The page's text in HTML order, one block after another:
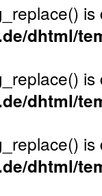
dhtml/
dhtml/
dhtml/